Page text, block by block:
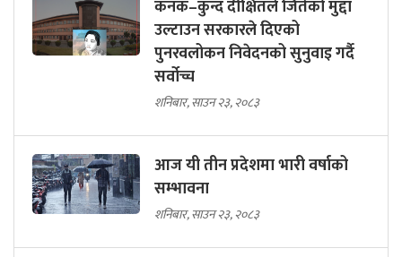
कनक–कुन्द दीक्षितले जितेको मुद्दा
उल्टाउन सरकारले दिएको
पुनरवलोकन निवेदनको सुनुवाइ गर्दै
सर्वोच्च
शनिबार, साउन २३, २०८३
आज यी तीन प्रदेशमा भारी वर्षाको
सम्भावना
शनिबार, साउन २३, २०८३